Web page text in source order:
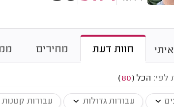
חוות דעת מחירים
לפי: הכל (
80
)
עבודות גדולות עבודות קטנות